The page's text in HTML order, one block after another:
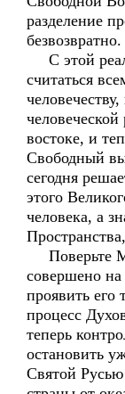
разделение
безвозвратно.
С этой
считаться
востоке, и
Свободный
сегодня
этого
человека, а
Поверьте
совершено на
проявить его
процесс
теперь
остановить
Святой Русью